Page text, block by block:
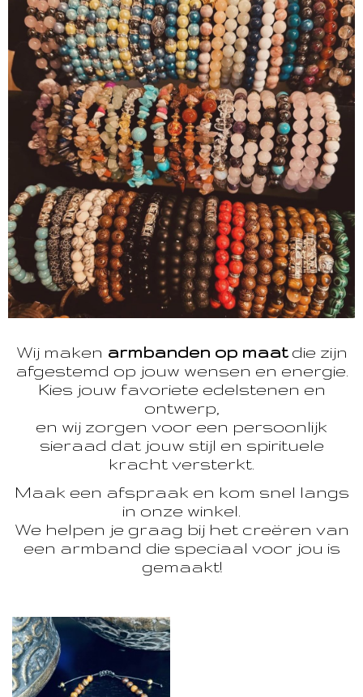
Wij maken armbanden op maatdie zijn
afgestemd op jouw wensen en energie.
Kies jouw favoriete edelstenen en
ontwerp,
en wij zorgen voor een persoonlijk
sieraad dat jouw stijl en spirituele
kracht versterkt.
Maak een afspraak en kom snel langs
in onze winkel.
We helpen je graag bij het creëren van
een armband die speciaal voor jou is
gemaakt!